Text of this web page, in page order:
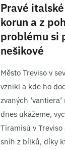
Pravé
korun a z
problému si
nešikové
Město Treviso v
vznikl a kde ho
zvaných
dnes ukážeme,
Tiramisù v
sníh z bílků, díky